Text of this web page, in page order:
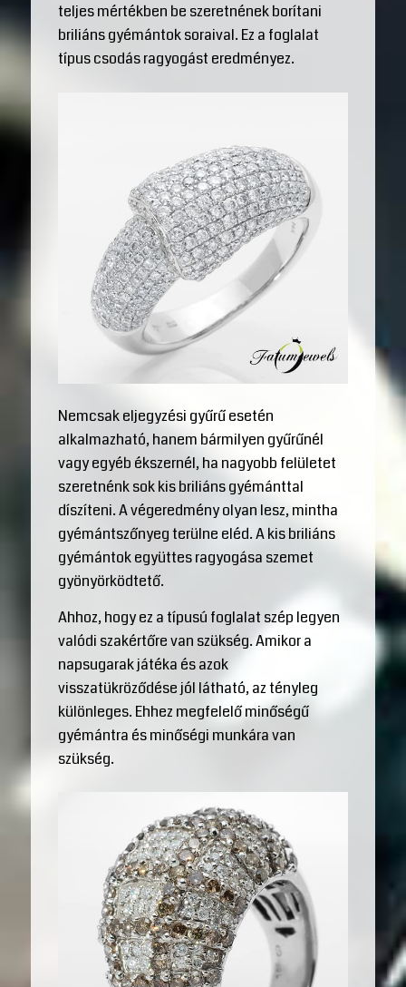
teljes mértékben be szeretnének borítani
briliáns gyémántok soraival. Ez a foglalat
típus csodás ragyogást eredményez.
Nemcsak eljegyzési gyűrű esetén
alkalmazható, hanem bármilyen gyűrűnél
vagy egyéb ékszernél, ha nagyobb felületet
szeretnénk sok kis briliáns gyémánttal
díszíteni. A végeredmény olyan lesz, mintha
gyémántszőnyeg terülne eléd. A kis briliáns
gyémántok együttes ragyogása szemet
gyönyörködtető.
Ahhoz, hogy ez a típusú foglalat szép legyen
valódi szakértőre van szükség. Amikor a
napsugarak játéka és azok
visszatükröződése jól látható, az tényleg
különleges. Ehhez megfelelő minőségű
gyémántra és minőségi munkára van
szükség.